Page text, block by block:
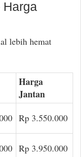
Harga
lebih hemat
Harga
Jantan
Rp 3.550.000
Rp 3.950.000